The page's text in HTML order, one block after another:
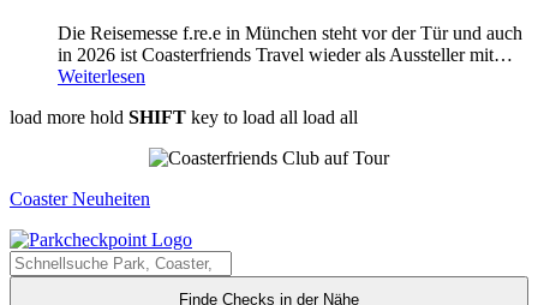
Die Reisemesse f.re.e in München steht vor der Tür und auch
in 2026 ist Coasterfriends Travel wieder als Aussteller mit…
Weiterlesen
load more hold SHIFT key to load all load all
Coaster Neuheiten
Finde Checks in der Nähe